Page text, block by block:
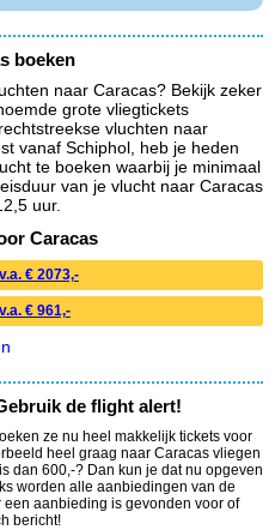
boeken
naar Caracas? Bekijk zeker
grote vliegtickets
vluchten naar
vanaf Schiphol, heb je heden
te boeken waarbij je minimaal
van je vlucht naar Caracas
uur.
Caracas
v.a. € 2073,-
v.a. € 961,-
de flight alert!
ze nu heel makkelijk tickets voor
heel graag naar Caracas vliegen
dan 600,-? Dan kun je dat nu opgeven
worden alle aanbiedingen van de
aanbieding is gevonden voor of
bericht!